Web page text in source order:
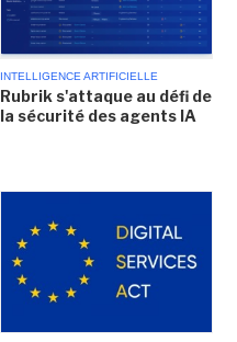
INTELLIGENCE ARTIFICIELLE
Rubrik s'attaque au défi de
la sécurité des agents IA